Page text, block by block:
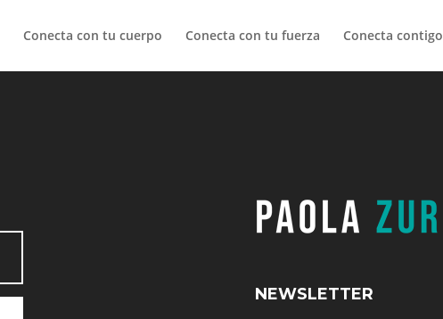
Conecta con tu cuerpo Conecta con tu fuerza Conecta contigo
NEWSLETTER